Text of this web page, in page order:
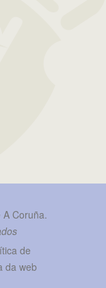
A Coruña.
de
da web